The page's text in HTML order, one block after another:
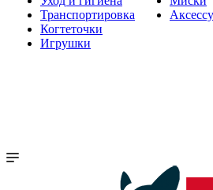
Транспортировка
Когтеточки
Игрушки